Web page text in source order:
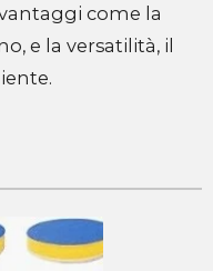
come la
e la versatilità, il